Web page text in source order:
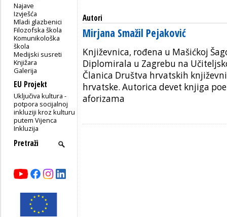
Najave
Izvješća
Mladi glazbenici
Filozofska škola
Komunikološka
škola
Medijski susreti
Knjižara
Galerija
EU Projekt
Uključiva kultura -
potpora socijalnoj
inkluziji kroz kulturu
putem Vijenca
Inkluzija
Autori
Mirjana Smažil Pejaković
Književnica, rođena u Mašićkoj
Diplomirala u Zagrebu na
Članica Društva hrvatskih
hrvatske. Autorica devet knjiga
aforizama